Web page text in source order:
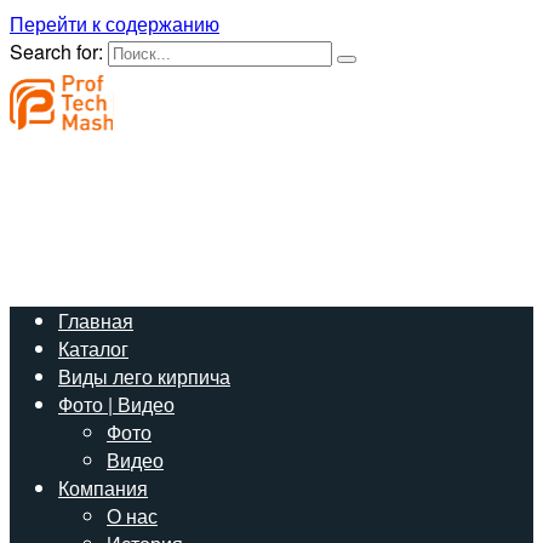
Перейти к содержанию
Search for:
Главная
Каталог
Виды лего кирпича
Фото | Видео
Фото
Видео
Компания
О нас